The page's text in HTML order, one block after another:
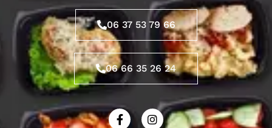
06 37 53 79 66
06 66 35 26 24